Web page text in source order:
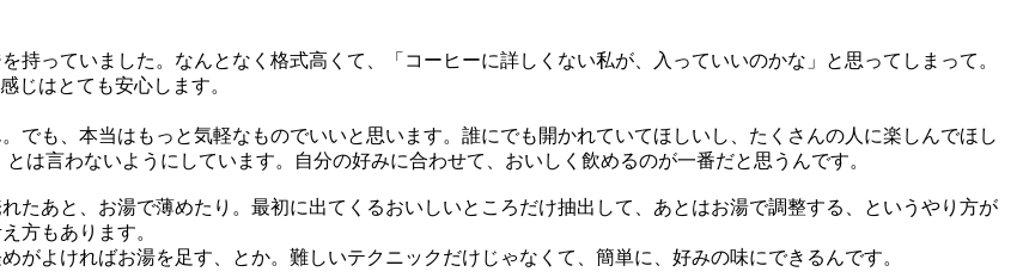
持っていました。なんとなく格式高くて、「コーヒーに詳しくない私が、入っていいのかな」と思ってしまって。
じはとても安心します。
でも、本当はもっと気軽なものでいいと思います。誰にでも開かれていてほしいし、たくさんの人に楽しんでほし
は言わないようにしています。自分の好みに合わせて、おいしく飲めるのが一番だと思うんです。
たあと、お湯で薄めたり。最初に出てくるおいしいところだけ抽出して、あとはお湯で調整する、というやり方が
方もあります。
がよければお湯を足す、とか。難しいテクニックだけじゃなくて、簡単に、好みの味にできるんです。